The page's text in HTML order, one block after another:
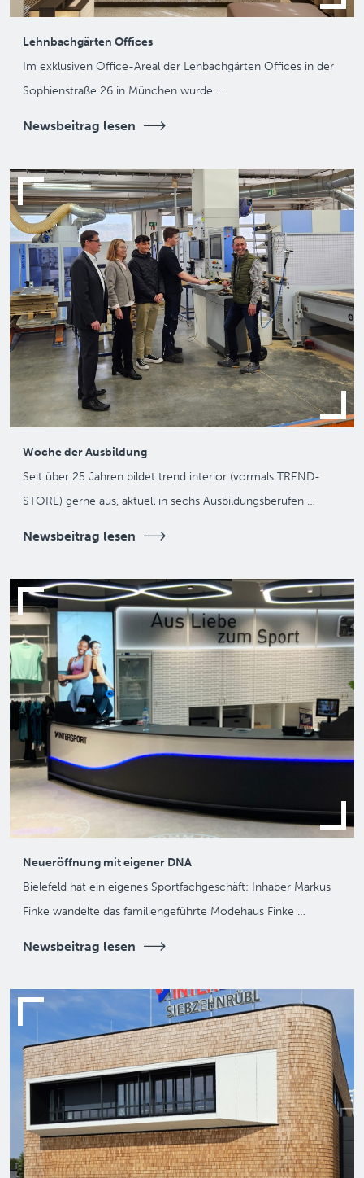
Lehnbachgärten Offices
Im exklusiven Office-Areal der Lenbachgärten Offices in der
Sophienstraße 26 in München wurde …
Newsbeitrag lesen
Woche der Ausbildung
Seit über 25 Jahren bildet trend interior (vormals TREND-
STORE) gerne aus, aktuell in sechs Ausbildungsberufen …
Newsbeitrag lesen
Neueröffnung mit eigener DNA
Bielefeld hat ein eigenes Sportfachgeschäft: Inhaber Markus
Finke wandelte das familiengeführte Modehaus Finke …
Newsbeitrag lesen